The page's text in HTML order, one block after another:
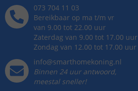
073 704 11 03
Bereikbaar op ma t/m vr
van 9.00 tot 22.00 uur
Zaterdag van 9.00 tot 17.00 uur
Zondag van 12.00 tot 17.00 uur
info@smarthomekoning.nl
Binnen 24 uur antwoord,
meestal sneller!